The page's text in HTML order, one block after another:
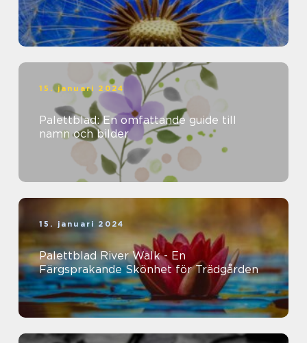
15. januari 2024
Palettblad: En omfattande guide till
namn och bilder
15. januari 2024
Palettblad River Walk - En
Färgsprakande Skönhet för Trädgården